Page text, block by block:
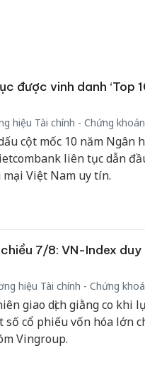
được vinh danh ‘Top
hiệu Tài chính - Chứng khoán
cột mốc 10 năm Ngân
liên tục dẫn
Việt Nam uy tín.
7/8: VN-Index
hiệu Tài chính - Chứng
giao dịch giằng co khi
số cổ phiếu vốn hóa lớn
Vingroup.